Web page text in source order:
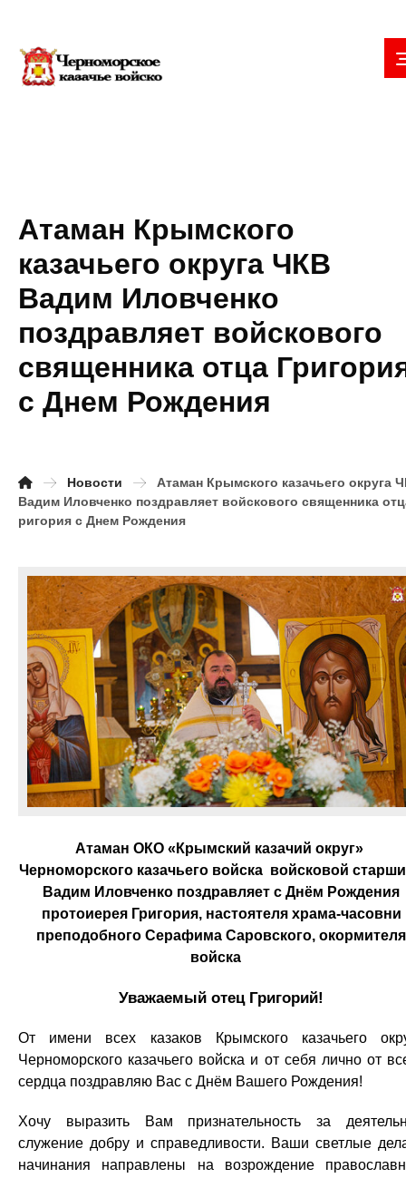
Атаман Крымского
казачьего округа ЧКВ
Вадим Иловченко
поздравляет войскового
священника отца
с Днем Рождения
Новости
Атаман Крымского казачьего округа
Вадим Иловченко поздравляет войскового священника
ригория с Днем Рождения
Атаман ОКО «Крымский казачий округ»
Черноморского казачьего войска войсковой
Вадим Иловченко поздравляет с Днём Рождения
протоиерея Григория, настоятеля храма-часовни
преподобного Серафима Саровского, окормителя
войска
Уважаемый отец Григорий!
От имени всех казаков Крымского казачьего
Черноморского казачьего войска и от себя лично от
сердца поздравляю Вас с Днём Вашего Рождения!
Хочу выразить Вам признательность за
служение добру и справедливости. Ваши светлые
начинания направлены на возрождение